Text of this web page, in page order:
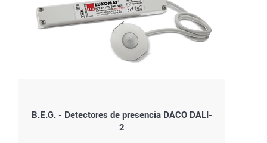
B.E.G. - Detectores de presencia DACO DALI-
2